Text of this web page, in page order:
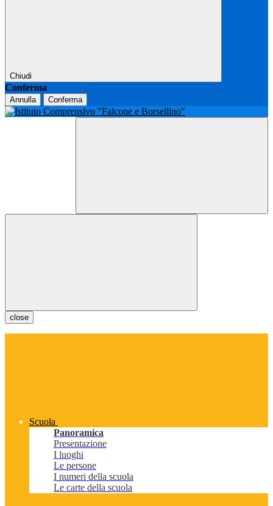
Chiudi
Conferma
Annulla Conferma
close
Scuola
Panoramica
Presentazione
I luoghi
Le persone
I numeri della scuola
Le carte della scuola